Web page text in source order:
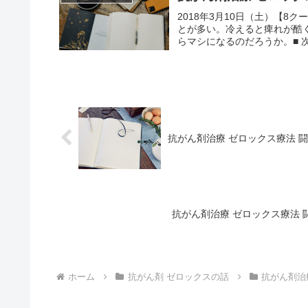
2018年3月10日（土）【8ク
とが多い。冷えると痺れが
らマシになるのだろうか。■
抗がん剤治療 ゼロックス療法
抗がん剤治療 ゼロックス療法
ホーム 抗がん剤 ゼロックスの話 抗がん剤